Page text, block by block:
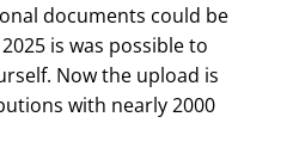
documents could be
is was possible to
Now the upload is
with nearly 2000